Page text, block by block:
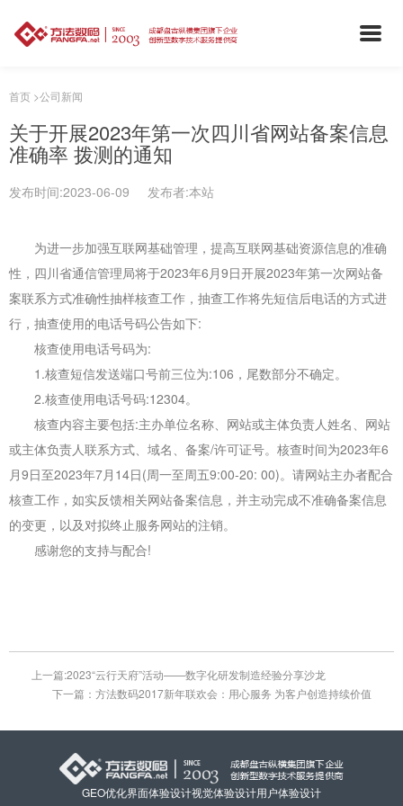
首页 >公司新闻
关于开展2023年第一次四川省网站备案信息
准确率 拨测的通知
发布时间:2023-06-09 发布者:本站
为进一步加强互联网基础管理，提高互联网基础资源信息的准确
性，四川省通信管理局将于2023年6月9日开展2023年第一次网站备
案联系方式准确性抽样核查工作，抽查工作将先短信后电话的方式进
行，抽查使用的电话号码公告如下:
核查使用电话号码为:
1.核查短信发送端口号前三位为:106，尾数部分不确定。
2.核查使用电话号码:12304。
核查内容主要包括:主办单位名称、网站或主体负责人姓名、网站
或主体负责人联系方式、域名、备案/许可证号。核查时间为2023年6
月9日至2023年7月14日(周一至周五9:00-20: 00)。请网站主办者配合
核查工作，如实反馈相关网站备案信息，并主动完成不准确备案信息
的变更，以及对拟终止服务网站的注销。
感谢您的支持与配合!
上一篇:2023“云行天府”活动——数字化研发制造经验分享沙龙
下一篇：方法数码2017新年联欢会：用心服务 为客户创造持续价值
GEO优化界面体验设计视觉体验设计用户体验设计